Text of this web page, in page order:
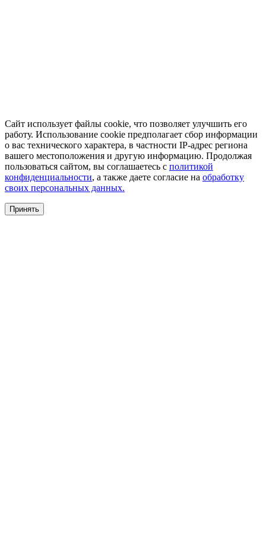
Сайт использует файлы cookie, что позволяет улучшить его
работу. Использование cookie предполагает сбор информации
о вас технического характера, в частности IP-адрес региона
вашего местоположения и другую информацию. Продолжая
пользоваться сайтом, вы соглашаетесь с политикой
конфиденциальности, а также даете согласие на обработку
своих персональных данных.
Принять